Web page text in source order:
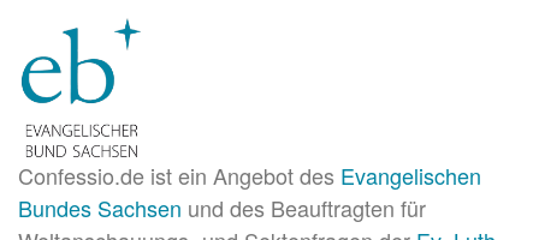
Confessio.de ist ein Angebot des Evangelischen
Bundes Sachsen und des Beauftragten für